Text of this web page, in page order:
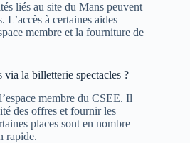
liés au site du Mans peuvent
L’accès à certaines aides
membre et la fourniture de
via la billetterie spectacles ?
membre du CSEE. Il
des offres et fournir les
places sont en nombre
rapide.